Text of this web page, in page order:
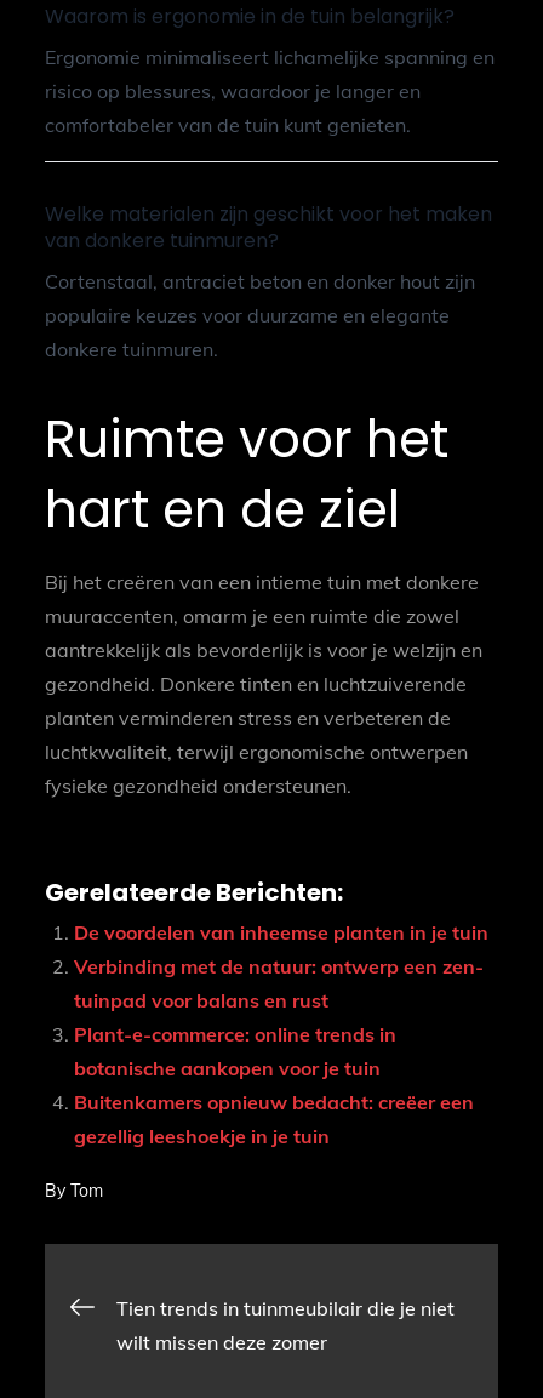
Waarom is ergonomie in de tuin belangrijk?
Ergonomie minimaliseert lichamelijke spanning en
risico op blessures, waardoor je langer en
comfortabeler van de tuin kunt genieten.
Welke materialen zijn geschikt voor het maken
van donkere tuinmuren?
Cortenstaal, antraciet beton en donker hout zijn
populaire keuzes voor duurzame en elegante
donkere tuinmuren.
Ruimte voor het
hart en de ziel
Bij het creëren van een intieme tuin met donkere
muuraccenten, omarm je een ruimte die zowel
aantrekkelijk als bevorderlijk is voor je welzijn en
gezondheid. Donkere tinten en luchtzuiverende
planten verminderen stress en verbeteren de
luchtkwaliteit, terwijl ergonomische ontwerpen
fysieke gezondheid ondersteunen.
Gerelateerde Berichten:
De voordelen van inheemse planten in je tuin
Verbinding met de natuur: ontwerp een zen-
tuinpad voor balans en rust
Plant-e-commerce: online trends in
botanische aankopen voor je tuin
Buitenkamers opnieuw bedacht: creëer een
gezellig leeshoekje in je tuin
ByTom
Bericht
Tien trends in tuinmeubilair die je niet
wilt missen deze zomer